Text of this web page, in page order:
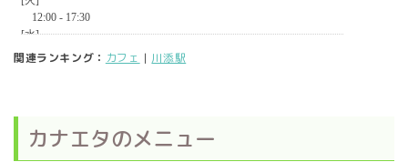
関連ランキング： カフェ | 川添駅
カナエタのメニュー